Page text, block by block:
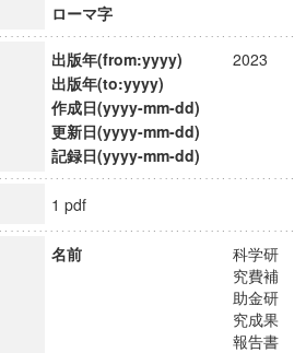
ローマ字
出版年(from:yyyy)
2023
出版年(to:yyyy)
作成日(yyyy-mm-dd)
更新日(yyyy-mm-dd)
記録日(yyyy-mm-dd)
1 pdf
名前
科学研
究費補
助金研
究成果
報告書